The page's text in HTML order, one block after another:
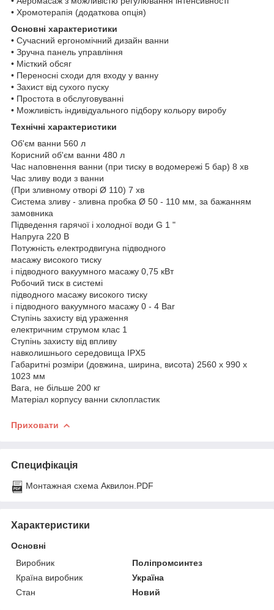
• Хромотерапія (додаткова опція)
Основні характеристики
• Сучасний ергономічний дизайн ванни
• Зручна панель управління
• Місткий обсяг
• Переносні сходи для входу у ванну
• Захист від сухого пуску
• Простота в обслуговуванні
• Можливість індивідуального підбору кольору виробу
Технічні характеристики
Об'єм ванни 560 л
Корисний об'єм ванни 480 л
Час наповнення ванни (при тиску в водомережі 5 бар) 8 хв
Час зливу води з ванни
(При зливному отворі Ø 110) 7 хв
Система зливу - зливна пробка Ø 50 - 110 мм, за бажанням
замовника
Підведення гарячої і холодної води G 1 "
Напруга 220 В
Потужність електродвигуна підводного
масажу високого тиску
і підводного вакуумного масажу 0,75 кВт
Робочий тиск в системі
підводного масажу високого тиску
і підводного вакуумного масажу 0 - 4 Bar
Ступінь захисту від ураження
електричним струмом клас 1
Ступінь захисту від впливу
навколишнього середовища IPX5
Габаритні розміри (довжина, ширина, висота) 2560 х 990 х
1023 мм
Вага, не більше 200 кг
Матеріал корпусу ванни склопластик
Приховати
Специфікація
Монтажная схема Аквилон.PDF
Характеристики
Основні
Виробник
Поліпромсинтез
Країна виробник
Україна
Стан
Новий